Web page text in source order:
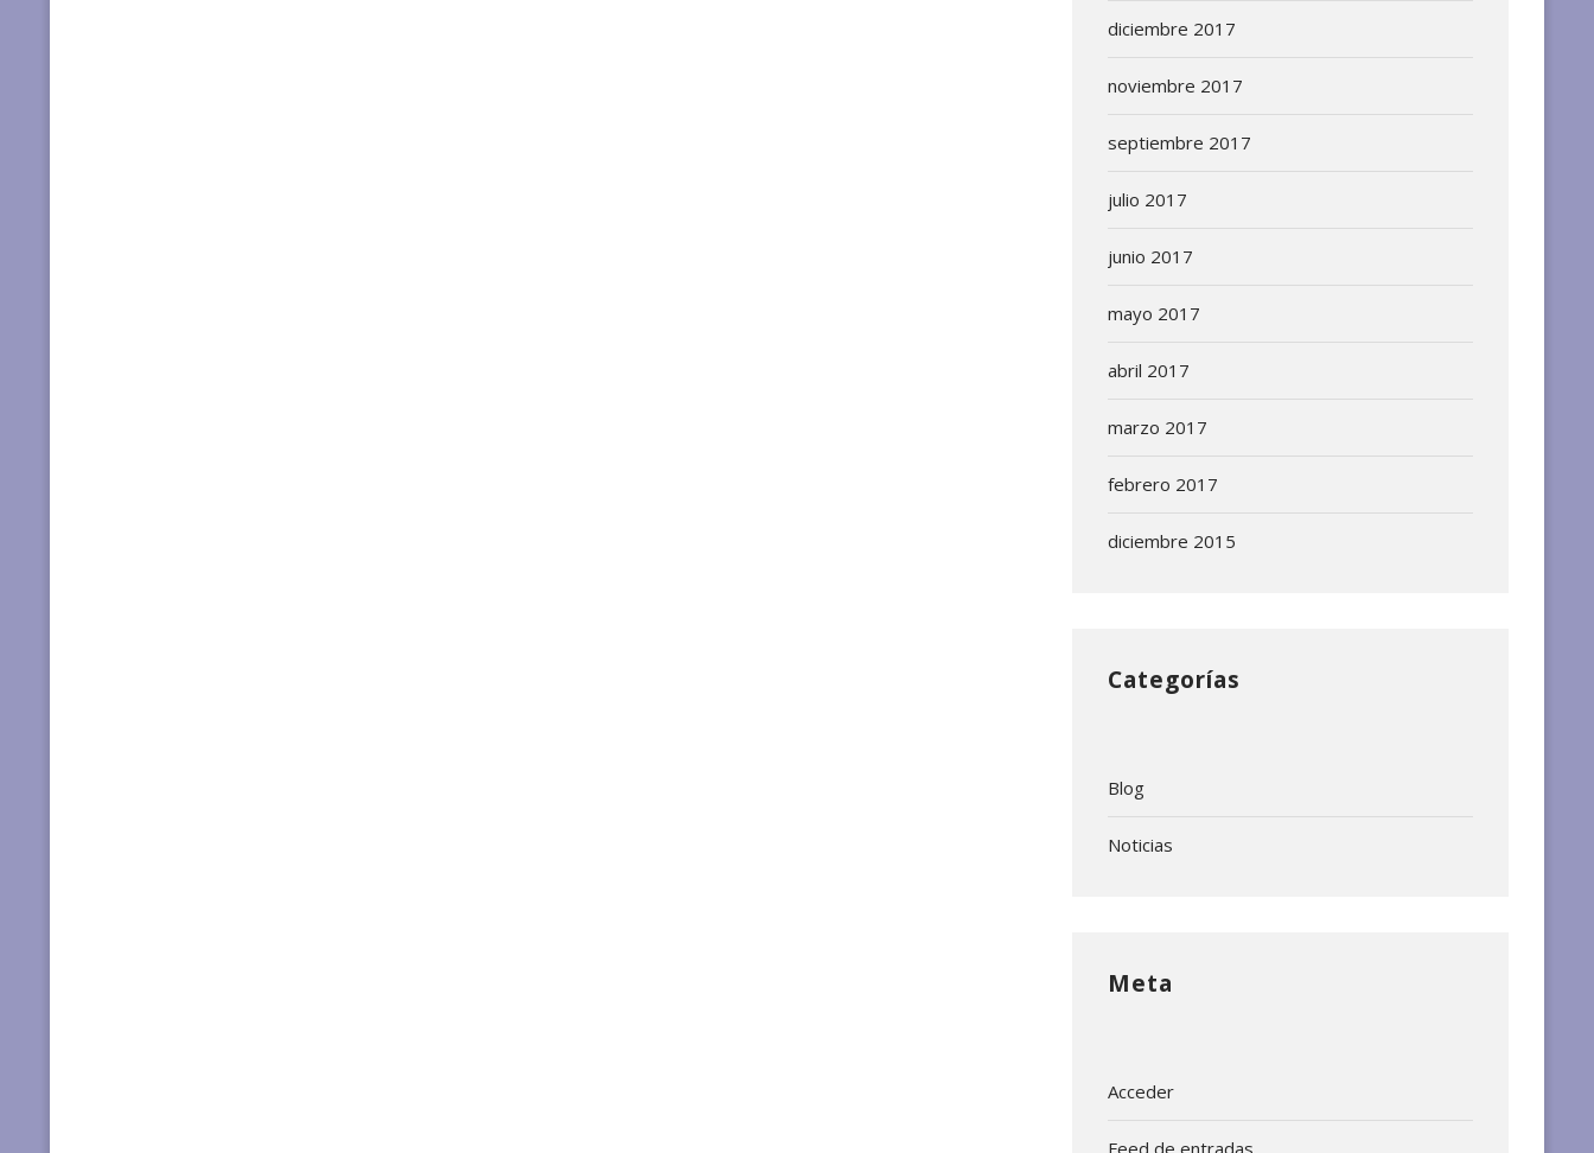
diciembre 2017
noviembre 2017
septiembre 2017
julio 2017
junio 2017
mayo 2017
abril 2017
marzo 2017
febrero 2017
diciembre 2015
Categorías
Blog
Noticias
Meta
Acceder
Feed de entradas